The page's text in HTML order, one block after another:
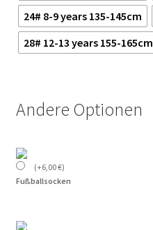
24# 8-9 years 135-145cm
28# 12-13 years 155-165cm
Andere Optionen
(+6,00€)
Fußballsocken